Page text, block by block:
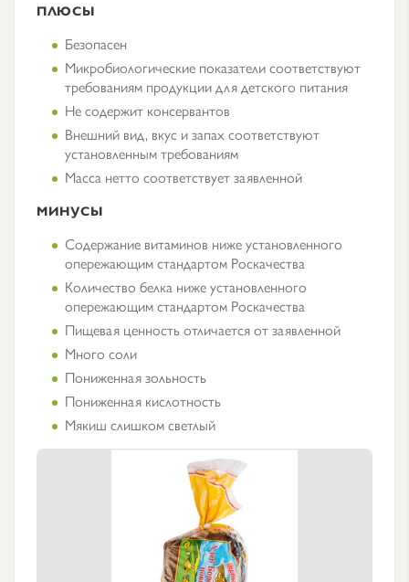
ПЛЮСЫ
Безопасен
Микробиологические показатели соответствуют
требованиям продукции для детского питания
Не содержит консервантов
Внешний вид, вкус и запах соответствуют
установленным требованиям
Масса нетто соответствует заявленной
МИНУСЫ
Содержание витаминов ниже установленного
опережающим стандартом Роскачества
Количество белка ниже установленного
опережающим стандартом Роскачества
Пищевая ценность отличается от заявленной
Много соли
Пониженная зольность
Пониженная кислотность
Мякиш слишком светлый